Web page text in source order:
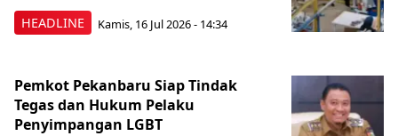
HEADLINE Kamis, 16 Jul 2026 - 14:34
Pemkot Pekanbaru Siap Tindak
Tegas dan Hukum Pelaku
Penyimpangan LGBT